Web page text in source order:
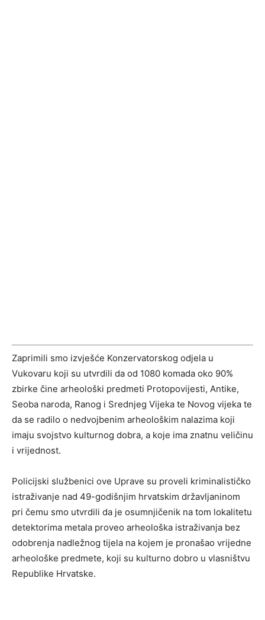
Zaprimili smo izvješće Konzervatorskog odjela u
Vukovaru koji su utvrdili da od 1080 komada oko 90%
zbirke čine arheološki predmeti Protopovijesti, Antike,
Seoba naroda, Ranog i Srednjeg Vijeka te Novog vijeka te
da se radilo o nedvojbenim arheološkim nalazima koji
imaju svojstvo kulturnog dobra, a koje ima znatnu veličinu
i vrijednost.
Policijski službenici ove Uprave su proveli kriminalističko
istraživanje nad 49-godišnjim hrvatskim državljaninom
pri čemu smo utvrdili da je osumnjičenik na tom lokalitetu
detektorima metala proveo arheološka istraživanja bez
odobrenja nadležnog tijela na kojem je pronašao vrijedne
arheološke predmete, koji su kulturno dobro u vlasništvu
Republike Hrvatske.